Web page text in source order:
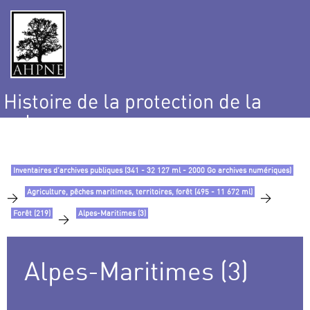
Histoire de la protection de la
nature
Inventaires d’archives publiques (341 - 32 127 ml - 2000 Go archives numériques)
> Agriculture, pêches maritimes, territoires, forêt (495 - 11 672 ml) >
Forêt (219) > Alpes-Maritimes (3)
Alpes-Maritimes (3)